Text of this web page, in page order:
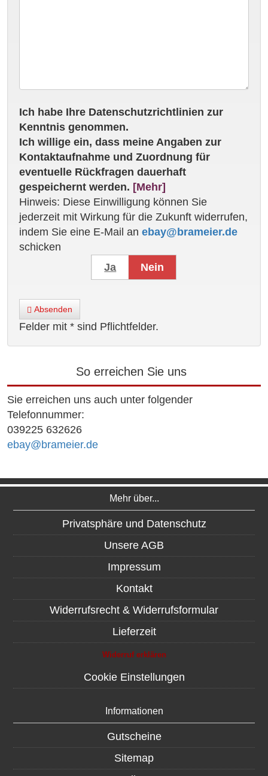
Ich habe Ihre Datenschutzrichtlinien zur
Kenntnis genommen.
Ich willige ein, dass meine Angaben zur
Kontaktaufnahme und Zuordnung für
eventuelle Rückfragen dauerhaft
gespeichernt werden. [Mehr]
Hinweis: Diese Einwilligung können Sie
jederzeit mit Wirkung für die Zukunft widerrufen,
indem Sie eine E-Mail an ebay@brameier.de
schicken
Ja
Nein
Absenden
Felder mit * sind Pflichtfelder.
So erreichen Sie uns
Sie erreichen uns auch unter folgender
Telefonnummer:
039225 632626
ebay@brameier.de
Mehr über...
Privatsphäre und Datenschutz
Unsere AGB
Impressum
Kontakt
Widerrufsrecht & Widerrufsformular
Lieferzeit
Widerruf erklären
Cookie Einstellungen
Informationen
Gutscheine
Sitemap